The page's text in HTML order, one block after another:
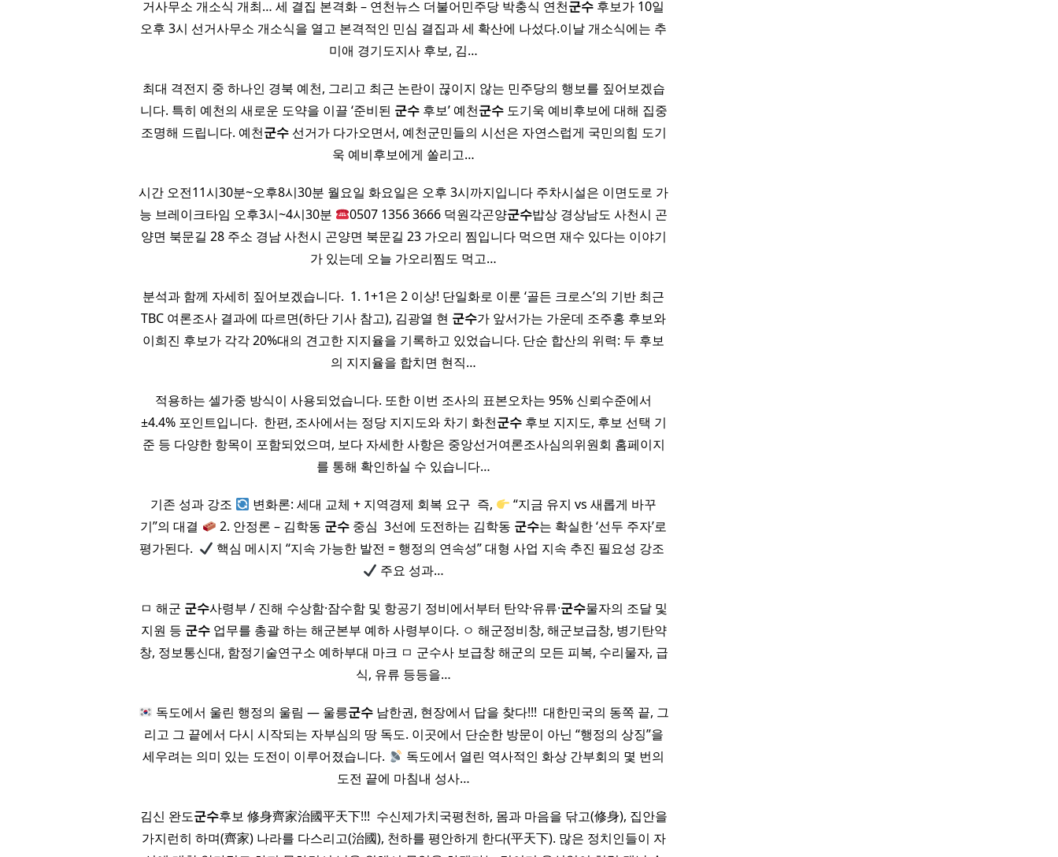
거사무소 개소식 개최… 세 결집 본격화 – 연천뉴스 더불어민주당 박충식 연천군수 후보가 10일
오후 3시 선거사무소 개소식을 열고 본격적인 민심 결집과 세 확산에 나섰다.이날 개소식에는 추
미애 경기도지사 후보, 김…
최대 격전지 중 하나인 경북 예천, 그리고 최근 논란이 끊이지 않는 민주당의 행보를 짚어보겠습
니다. 특히 예천의 새로운 도약을 이끌 ‘준비된 군수후보’ 예천군수도기욱 예비후보에 대해 집중
조명해 드립니다. 예천군수선거가 다가오면서, 예천군민들의 시선은 자연스럽게 국민의힘 도기
욱 예비후보에게 쏠리고…
시간 오전11시30분~오후8시30분 월요일 화요일은 오후 3시까지입니다 주차시설은 이면도로 가
능 브레이크타임 오후3시~4시30분
0507 1356 3666 덕원각곤양군수밥상 경상남도 사천시 곤
양면 북문길 28 주소 경남 사천시 곤양면 북문길 23 가오리 찜입니다 먹으면 재수 있다는 이야기
가 있는데 오늘 가오리찜도 먹고…
분석과 함께 자세히 짚어보겠습니다. ​ 1. 1+1은 2 이상! 단일화로 이룬 ‘골든 크로스’의 기반 최근
TBC 여론조사 결과에 따르면(하단 기사 참고), 김광열 현 군수가 앞서가는 가운데 조주홍 후보와
이희진 후보가 각각 20%대의 견고한 지지율을 기록하고 있었습니다. 단순 합산의 위력: 두 후보
의 지지율을 합치면 현직…
적용하는 셀가중 방식이 사용되었습니다. 또한 이번 조사의 표본오차는 95% 신뢰수준에서
±4.4% 포인트입니다. ​ 한편, 조사에서는 정당 지지도와 차기 화천군수후보 지지도, 후보 선택 기
준 등 다양한 항목이 포함되었으며, 보다 자세한 사항은 중앙선거여론조사심의위원회 홈페이지
를 통해 확인하실 수 있습니다…
기존 성과 강조 변화론: 세대 교체 + 지역경제 회복 요구 ​ 즉,
“지금 유지 vs 새롭게 바꾸
기”의 대결
2. 안정론 – 김학동 군수중심 ​ 3선에 도전하는 김학동 군수는 확실한 ‘선두 주자’로
평가된다. ​
핵심 메시지 “지속 가능한 발전 = 행정의 연속성” 대형 사업 지속 추진 필요성 강조 ​
주요 성과…
ㅁ 해군 군수사령부 / 진해 수상함·잠수함 및 항공기 정비에서부터 탄약·유류·군수물자의 조달 및
지원 등 군수업무를 총괄 하는 해군본부 예하 사령부이다. ㅇ 해군정비창, 해군보급창, 병기탄약
창, 정보통신대, 함정기술연구소 예하부대 마크 ㅁ 군수사 보급창 해군의 모든 피복, 수리물자, 급
식, 유류 등등을…
독도에서 울린 행정의 울림 — 울릉군수남한권, 현장에서 답을 찾다!!! ​ 대한민국의 동쪽 끝, 그
리고 그 끝에서 다시 시작되는 자부심의 땅 독도. 이곳에서 단순한 방문이 아닌 “행정의 상징”을
세우려는 의미 있는 도전이 이루어졌습니다.
독도에서 열린 역사적인 화상 간부회의 몇 번의
도전 끝에 마침내 성사…
김신 완도군수후보 修身齊家治國平天下!!! ​ 수신제가치국평천하, 몸과 마음을 닦고(修身), 집안을
가지런히 하며(齊家) 나라를 다스리고(治國), 천하를 평안하게 한다(平天下). 많은 정치인들이 자